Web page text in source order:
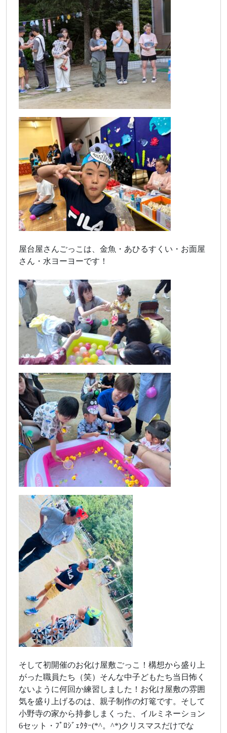
屋台屋さんごっこは、金魚・あひるすくい・お面屋
さん・水ヨーヨーです！
そして初開催のお化け屋敷ごっこ！構想から盛り上
がった職員たち（笑）そんな中子どもたち当日怖く
ないように何回か練習しました！お化け屋敷の雰囲
気を盛り上げるのは、親子制作の灯篭です。そして
小野寺の家から持参しまくった、イルミネーション
6セット・ﾌﾟﾛｼﾞｪｸﾀｰ(*^。^*)クリスマスだけでな